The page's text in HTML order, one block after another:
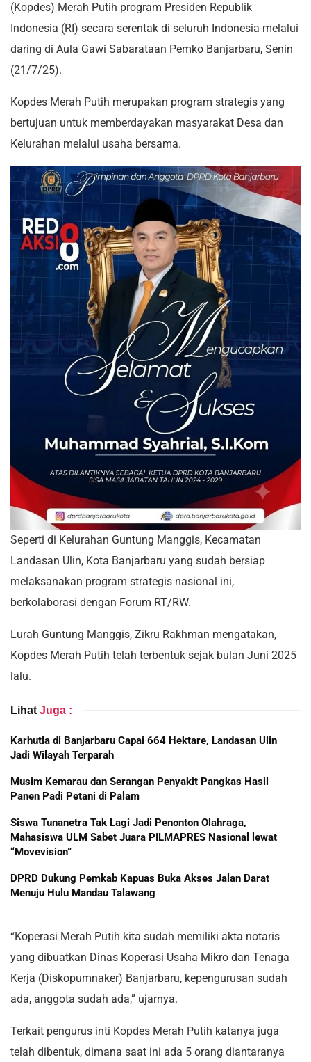
(Kopdes) Merah Putih program Presiden Republik
Indonesia (RI) secara serentak di seluruh Indonesia melalui
daring di Aula Gawi Sabarataan Pemko Banjarbaru, Senin
(21/7/25).
Kopdes Merah Putih merupakan program strategis yang
bertujuan untuk memberdayakan masyarakat Desa dan
Kelurahan melalui usaha bersama.
Seperti di Kelurahan Guntung Manggis, Kecamatan
Landasan Ulin, Kota Banjarbaru yang sudah bersiap
melaksanakan program strategis nasional ini,
berkolaborasi dengan Forum RT/RW.
Lurah Guntung Manggis, Zikru Rakhman mengatakan,
Kopdes Merah Putih telah terbentuk sejak bulan Juni 2025
lalu.
Lihat Juga :
Karhutla di Banjarbaru Capai 664 Hektare, Landasan Ulin
Jadi Wilayah Terparah
Musim Kemarau dan Serangan Penyakit Pangkas Hasil
Panen Padi Petani di Palam
Siswa Tunanetra Tak Lagi Jadi Penonton Olahraga,
Mahasiswa ULM Sabet Juara PILMAPRES Nasional lewat
“Movevision”
DPRD Dukung Pemkab Kapuas Buka Akses Jalan Darat
Menuju Hulu Mandau Talawang
“Koperasi Merah Putih kita sudah memiliki akta notaris
yang dibuatkan Dinas Koperasi Usaha Mikro dan Tenaga
Kerja (Diskopumnaker) Banjarbaru, kepengurusan sudah
ada, anggota sudah ada,” ujarnya.
Terkait pengurus inti Kopdes Merah Putih katanya juga
telah dibentuk, dimana saat ini ada 5 orang diantaranya